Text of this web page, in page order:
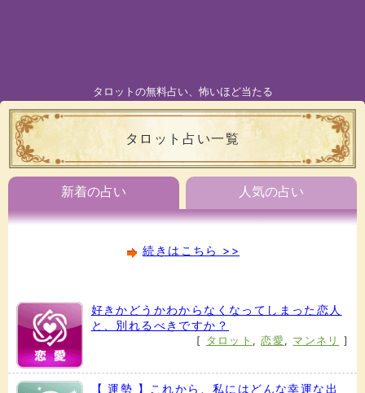
タロットの無料占い、怖いほど当たる
タロット占い一覧
新着の占い 人気の占い
続きはこちら >>
好きかどうかわからなくなってしまった恋人
と、別れるべきですか？
[ タロット ,恋愛, マンネリ ]
【 運勢 】これから、私にはどんな幸運な出